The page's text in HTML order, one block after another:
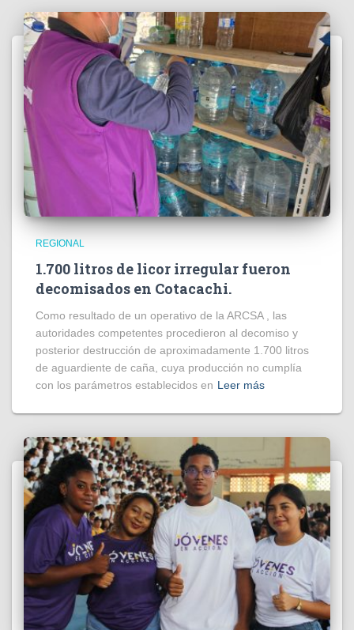
REGIONAL
1.700 litros de licor irregular fueron
decomisados en Cotacachi.
Como resultado de un operativo de la ARCSA , las
autoridades competentes procedieron al decomiso y
posterior destrucción de aproximadamente 1.700 litros
de aguardiente de caña, cuya producción no cumplía
con los parámetros establecidos en Leer más